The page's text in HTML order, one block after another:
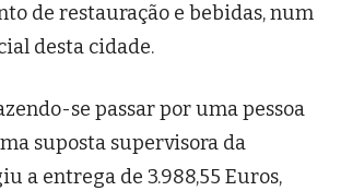
de restauração e bebidas, num
desta cidade.
se passar por uma pessoa
suposta supervisora da
a entrega de 3.988,55 Euros,